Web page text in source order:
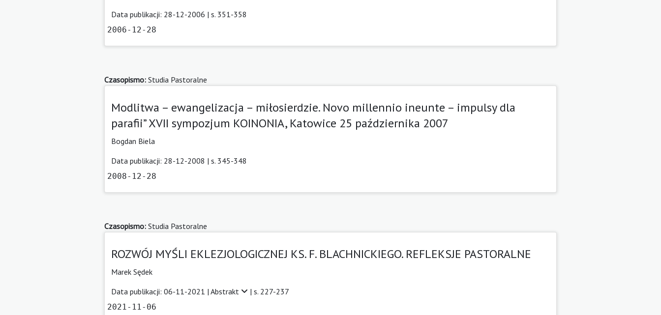
Data publikacji: 28-12-2006 | s. 351-358
2006-12-28
Czasopismo: Studia Pastoralne
Modlitwa – ewangelizacja – miłosierdzie. Novo millennio ineunte – impulsy dla
parafii” XVII sympozjum KOINONIA, Katowice 25 października 2007
Bogdan Biela
Data publikacji: 28-12-2008 | s. 345-348
2008-12-28
Czasopismo: Studia Pastoralne
ROZWÓJ MYŚLI EKLEZJOLOGICZNEJ KS. F. BLACHNICKIEGO. REFLEKSJE PASTORALNE
Marek Sędek
Data publikacji: 06-11-2021 | Abstrakt | s. 227-237
2021-11-06